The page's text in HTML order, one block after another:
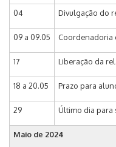
04 Divulgação do
09 a 09.05 Coordenadoria
17 Liberação da
18 a 20.05 Prazo para
29 Último dia para
Maio de 2024